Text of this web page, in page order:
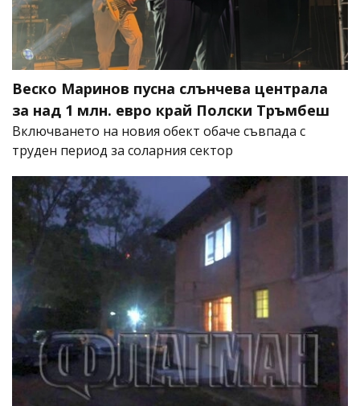
Веско Маринов пусна слънчева централа
за над 1 млн. евро край Полски Тръмбеш
Включването на новия обект обаче съвпада с
труден период за соларния сектор